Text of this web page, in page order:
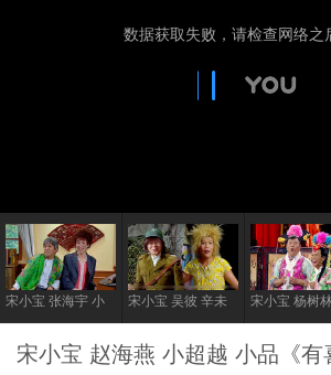
宋小宝 张海宇 小
品《养老院相亲》
宋小宝 吴彼 辛未
小品《永失我爱》
宋小宝 杨树
丫 宋晓峰 文
品《甄嬛后
宋小宝 赵海燕 小超越 小品《有